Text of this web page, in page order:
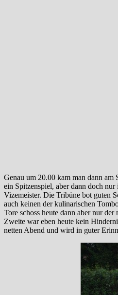
Genau um 20.00 kam man dann am
ein Spitzenspiel, aber dann doch
Vizemeister. Die Tribüne bot guten
auch keinen der kulinarischen
Tore schoss heute dann aber nur
Zweite war eben heute kein
netten Abend und wird in guter